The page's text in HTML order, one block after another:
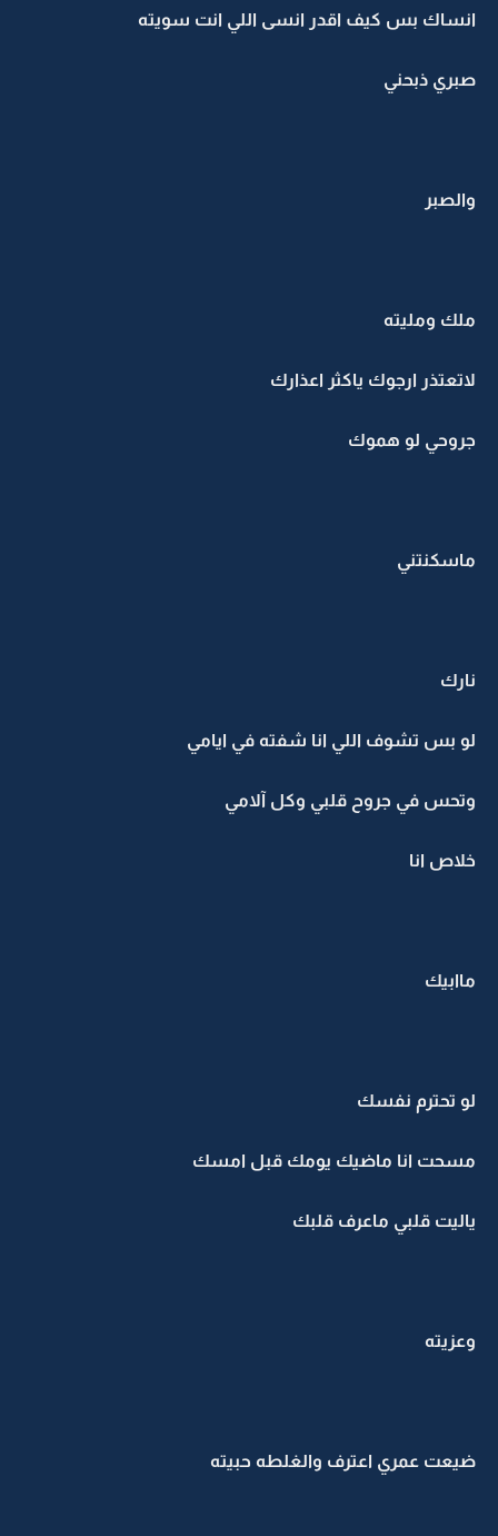
انساك بس كيف اقدر انسى اللي انت سويته
صبري ذبحني
والصبر
ملك ومليته
لاتعتذر ارجوك ياكثر اعذارك
جروحي لو هموك
ماسكنتني
نارك
لو بس تشوف اللي انا شفته في ايامي
وتحس في جروح قلبي وكل آلامي
خلاص انا
ماابيك
لو تحترم نفسك
مسحت انا ماضيك يومك قبل امسك
ياليت قلبي ماعرف قلبك
وعزيته
ضيعت عمري اعترف والغلطه حبيته